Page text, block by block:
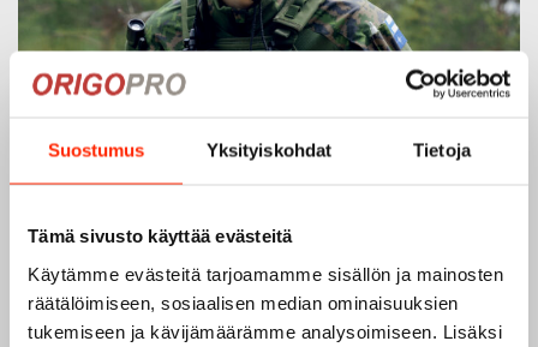
Suostumus Yksityiskohdat Tietoja
Tämä sivusto käyttää evästeitä
Käytämme evästeitä tarjoamamme sisällön ja mainosten
räätälöimiseen, sosiaalisen median ominaisuuksien
tukemiseen ja kävijämäärämme analysoimiseen. Lisäksi